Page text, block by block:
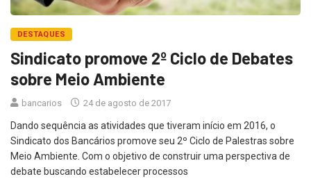
DESTAQUES
Sindicato promove 2º Ciclo de Debates
sobre Meio Ambiente
bancarios 24 de agosto de 2017
Dando sequência as atividades que tiveram início em 2016, o
Sindicato dos Bancários promove seu 2º Ciclo de Palestras sobre
Meio Ambiente. Com o objetivo de construir uma perspectiva de
debate buscando estabelecer processos